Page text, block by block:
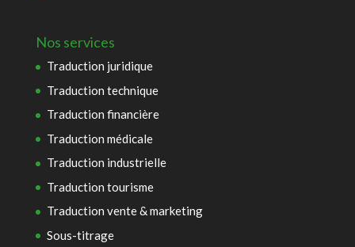
Nos services
Traduction juridique
Traduction technique
Traduction financière
Traduction médicale
Traduction industrielle
Traduction tourisme
Traduction vente & marketing
Sous-titrage